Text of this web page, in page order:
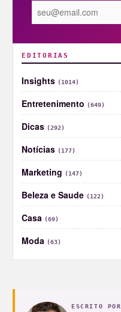
EDITORIAS
Insights (1014)
Entretenimento (649)
Dicas (292)
Notícias (177)
Marketing (147)
Beleza e Saude (122)
Casa (69)
Moda (63)
ESCRITO POR